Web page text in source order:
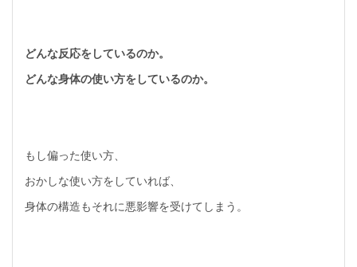
どんな反応をしているのか。
どんな身体の使い方をしているのか。
もし偏った使い方、
おかしな使い方をしていれば、
身体の構造もそれに悪影響を受けてしまう。